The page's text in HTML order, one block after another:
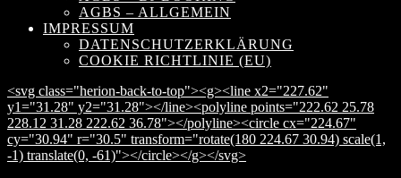
AGBS – ALLGEMEIN
IMPRESSUM
DATENSCHUTZERKLÄRUNG
COOKIE RICHTLINIE (EU)
<svg class="herion-back-to-top"><g><line x2="227.62"
y1="31.28" y2="31.28"></line><polyline points="222.62 25.78
228.12 31.28 222.62 36.78"></polyline><circle cx="224.67"
cy="30.94" r="30.5" transform="rotate(180 224.67 30.94) scale(1,
-1) translate(0, -61)"></circle></g></svg>